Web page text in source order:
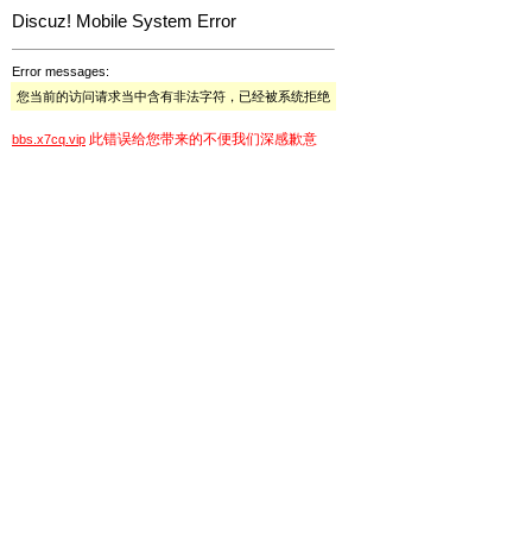
Discuz! Mobile System Error
Error messages:
您当前的访问请求当中含有非法字符，已经被系统拒绝
bbs.x7cq.vip 此错误给您带来的不便我们深感歉意